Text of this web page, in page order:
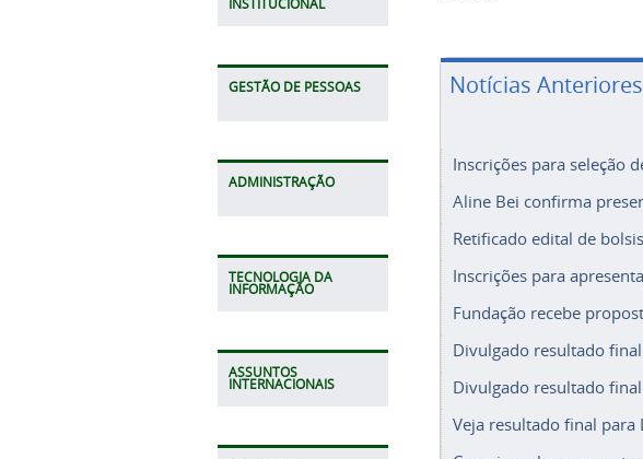
INSTITUCIONAL
GESTÃO DE PESSOAS
ADMINISTRAÇÃO
TECNOLOGIA DA
INFORMAÇÃO
ASSUNTOS
INTERNACIONAIS
Notícias Anteriores
Inscrições para seleção
Aline Bei confirma
Retificado edital de
Inscrições para
Fundação recebe
Divulgado resultado
Divulgado resultado
Veja resultado final para